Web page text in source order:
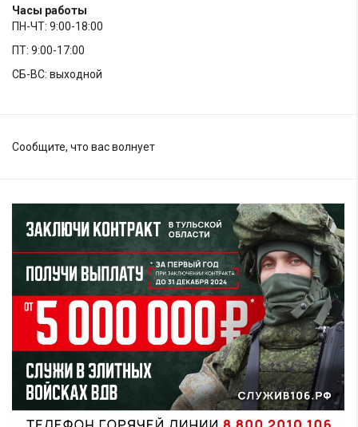
Часы работы
ПН-ЧТ: 9:00-18:00
ПТ: 9:00-17:00
СБ-ВС: выходной
Сообщите, что вас волнует